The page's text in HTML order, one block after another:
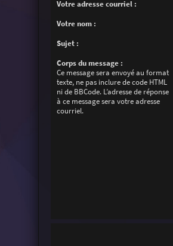
Votre adresse courriel :
Votre nom :
Sujet :
Corps du message :
Ce message sera envoyé au format
texte, ne pas inclure de code HTML
ni de BBCode. L’adresse de réponse
à ce message sera votre adresse
courriel.